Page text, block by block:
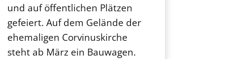
und auf öffentlichen Plätzen
gefeiert. Auf dem Gelände der
ehemaligen Corvinuskirche
steht ab März ein Bauwagen.